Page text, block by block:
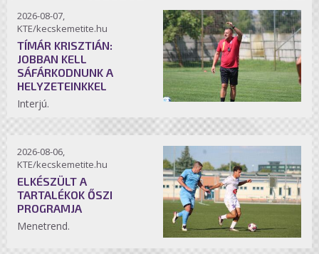
2026-08-07,
KTE/kecskemetite.hu
TÍMÁR KRISZTIÁN:
JOBBAN KELL
SÁFÁRKODNUNK A
HELYZETEINKKEL
Interjú.
2026-08-06,
KTE/kecskemetite.hu
ELKÉSZÜLT A
TARTALÉKOK ŐSZI
PROGRAMJA
Menetrend.